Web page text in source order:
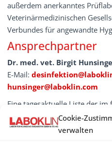
Cookie-
verwalten
außerdem anerkanntes
Veterinärmedizinischen
Verbundes für angewandte
Ansprechpartner
Dr. med. vet. Birgit
E-Mail:
hunsinger@laboklin.com
Eine tagesaktuelle Liste der
akkreditierten Prüfverfahren
Dokument). (07.11.2025)